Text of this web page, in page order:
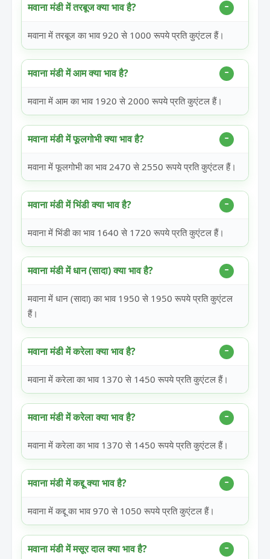
मवाना मंडी में तरबूज क्या भाव है?
मवाना में तरबूज का भाव 920 से 1000 रूपये प्रति कुएंटल हैं।
मवाना मंडी में आम क्या भाव है?
मवाना में आम का भाव 1920 से 2000 रूपये प्रति कुएंटल हैं।
मवाना मंडी में फूलगोभी क्या भाव है?
मवाना में फूलगोभी का भाव 2470 से 2550 रूपये प्रति कुएंटल हैं।
मवाना मंडी में भिंडी क्या भाव है?
मवाना में भिंडी का भाव 1640 से 1720 रूपये प्रति कुएंटल हैं।
मवाना मंडी में धान (सादा) क्या भाव है?
मवाना में धान (सादा) का भाव 1950 से 1950 रूपये प्रति कुएंटल
हैं।
मवाना मंडी में करेला क्या भाव है?
मवाना में करेला का भाव 1370 से 1450 रूपये प्रति कुएंटल हैं।
मवाना मंडी में करेला क्या भाव है?
मवाना में करेला का भाव 1370 से 1450 रूपये प्रति कुएंटल हैं।
मवाना मंडी में कद्दू क्या भाव है?
मवाना में कद्दू का भाव 970 से 1050 रूपये प्रति कुएंटल हैं।
मवाना मंडी में मसूर दाल क्या भाव है?